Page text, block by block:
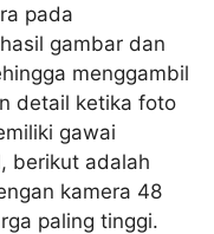
pada
gambar dan
menggambil
detail ketika foto
gawai
berikut adalah
kamera 48
paling tinggi.